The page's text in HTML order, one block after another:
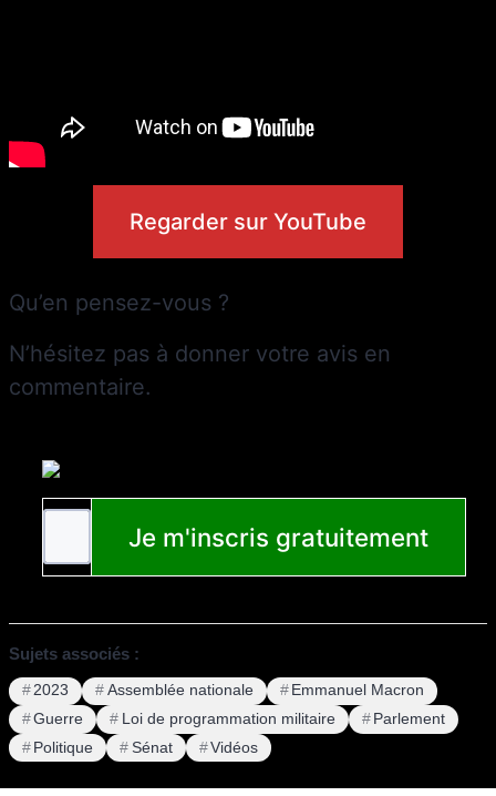
Regarder sur YouTube
Qu’en pensez-vous ?
N’hésitez pas à donner votre avis en
commentaire.
Sujets associés :
2023 Assemblée nationale
Emmanuel Macron
Guerre
Loi de programmation militaire
Parlement
Politique
Sénat Vidéos